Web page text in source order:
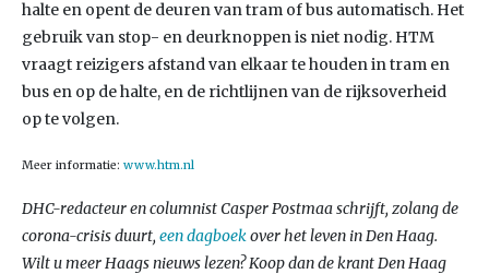
halte en opent de deuren van tram of bus automatisch. Het
gebruik van stop- en deurknoppen is niet nodig. HTM
vraagt reizigers afstand van elkaar te houden in tram en
bus en op de halte, en de richtlijnen van de rijksoverheid
op te volgen.
Meer informatie: www.htm.nl
DHC-redacteur en columnist Casper Postmaa schrijft, zolang de
corona-crisis duurt, een dagboekover het leven in Den Haag.
Wilt u meer Haags nieuws lezen? Koop dan de krant Den Haag